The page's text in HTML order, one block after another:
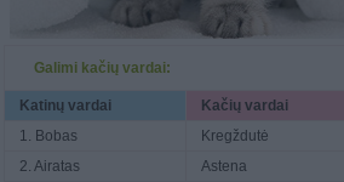
Galimi kačių vardai:
Katinų vardai
Kačių vardai
1. Bobas
Kregždutė
2. Airatas
Astena